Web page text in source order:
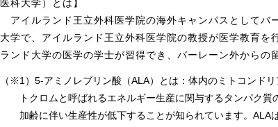
医科大学）とは】
アイルランド王立外科医学院の海外キャンパスとしてバ
大学で、アイルランド王立外科医学院の教授が医学教育を
ランド大学の医学の学士が習得でき、バーレーン外からの
（※1）5-アミノレブリン酸（ALA）とは：体内のミトコンド
トクロムと呼ばれるエネルギー生産に関与するタンパク質
加齢に伴い生産性が低下することが知られています。ALA